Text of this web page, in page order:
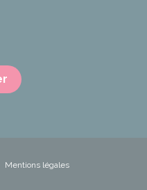
Mentions légales